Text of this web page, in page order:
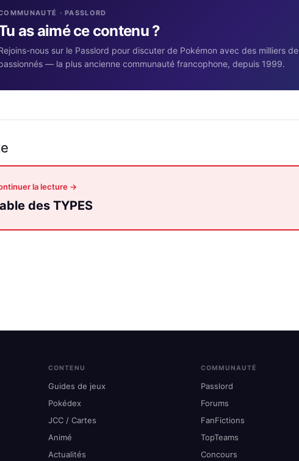
· PASSLORD
as aimé ce contenu ?
nous sur le Passlord pour discuter de Pokémon avec des milliers de
— la plus ancienne communauté francophone, depuis 1999.
la lecture →
des TYPES
CONTENU
Guides de jeux
Pokédex
JCC / Cartes
Animé
Actualités
COMMUNAUTÉ
Passlord
Forums
FanFictions
TopTeams
Concours